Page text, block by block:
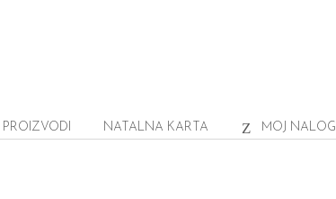
PROIZVODI NATALNA KARTA MOJ NALOG